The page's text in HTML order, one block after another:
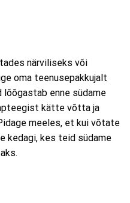
närviliseks või
oma teenusepakkujalt
enne südame
kätte võtta ja
meeles, et kui võtate
kedagi, kes teid südame